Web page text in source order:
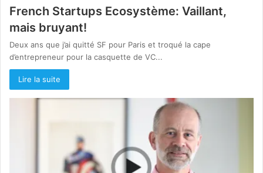
French Startups Ecosystème: Vaillant,
mais bruyant!
Deux ans que j’ai quitté SF pour Paris et troqué la cape
d’entrepreneur pour la casquette de VC...
Lire la suite